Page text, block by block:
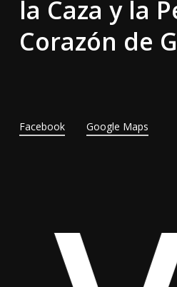
la Caza y la
Corazón de
Facebook Google Maps